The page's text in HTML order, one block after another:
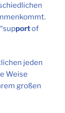
portof
jeden
Weise
großen